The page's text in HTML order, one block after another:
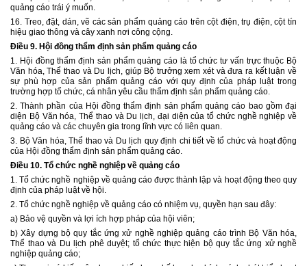
quảng cáo trái ý muốn.
16. Treo, đặt, dán, vẽ các sản phẩm quảng cáo trên cột điện, trụ điện, cột tín
hiệu giao thông và cây xanh nơi công cộng.
Điều 9. Hội đồng thẩm định sản phẩm quảng cáo
1. Hội đồng thẩm định sản phẩm quảng cáo là tổ chức tư vấn trực thuộc Bộ
Văn hóa, Thể thao và Du lịch, giúp Bộ trưởng xem xét và đưa ra kết luận về
sự phù hợp của sản phẩm quảng cáo với quy định của pháp luật trong
trường hợp tổ chức, cá nhân yêu cầu thẩm định sản phẩm quảng cáo.
2. Thành phần của Hội đồng thẩm định sản phẩm quảng cáo bao gồm đại
diện Bộ Văn hóa, Thể thao và Du lịch, đại diện của tổ chức nghề nghiệp về
quảng cáo và các chuyên gia trong lĩnh vực có liên quan.
3. Bộ Văn hóa, Thể thao và Du lịch quy định chi tiết về tổ chức và hoạt động
của Hội đồng thẩm định sản phẩm quảng cáo.
Điều 10. Tổ chức nghề nghiệp về quảng cáo
1. Tổ chức nghề nghiệp về quảng cáo được thành lập và hoạt động theo quy
định của pháp luật về hội.
2. Tổ chức nghề nghiệp về quảng cáo có nhiệm vụ, quyền hạn sau đây:
a) Bảo vệ quyền và lợi ích hợp pháp của hội viên;
b) Xây dựng bộ quy tắc ứng xử nghề nghiệp quảng cáo trình Bộ Văn hóa,
Thể thao và Du lịch phê duyệt; tổ chức thực hiện bộ quy tắc ứng xử nghề
nghiệp quảng cáo;